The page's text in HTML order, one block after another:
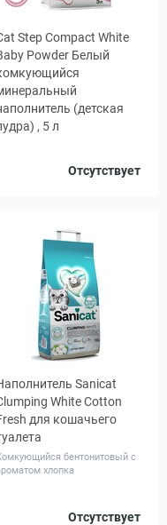
Step Compact White
Powder Белый
(детская
, 5 л
Отсутствует
Sanicat
White Cotton
для кошачьего
бентонитовый с
хлопка
Отсутствует
10